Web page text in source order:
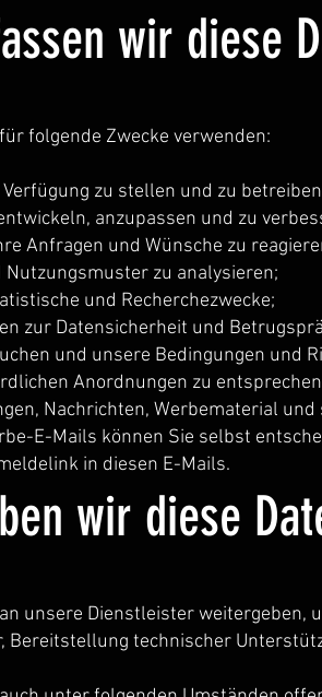
wir diese
folgende Zwecke verwenden:
zu stellen und zu
anzupassen und zu
Anfragen und Wünsche zu
zu analysieren;
und Recherchezwecke;
zur Datensicherheit und
und unsere Bedingungen und
Anordnungen zu
Nachrichten, Werbematerial
E-Mails können Sie selbst
in diesen E-Mails.
wir diese
unsere Dienstleister weitergeben,
Bereitstellung technischer